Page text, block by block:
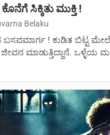
ಸಿಕ್ಕಿತು ಮುಕ್ತಿ !
Belaku
! ಕುಡಿತ ಬಿಟ್ಟ
ಮಾಡುತ್ತಿದ್ದಾನೆ. ಒಳ್ಳೆಯ